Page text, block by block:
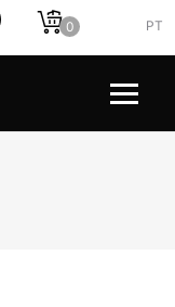
0 PT